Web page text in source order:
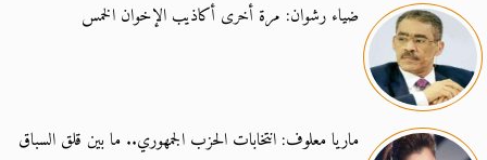
ضياء رشوان: مرة أخرى أكاذيب الإخوان الخمس
ماريا معلوف: انتخابات الحزب الجمهوري.. ما بين قلق السباق